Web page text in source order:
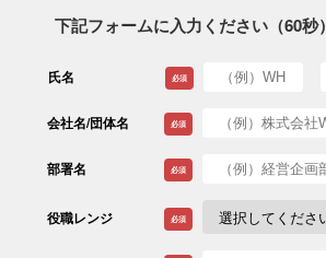
下記フォームに入力ください（60秒）